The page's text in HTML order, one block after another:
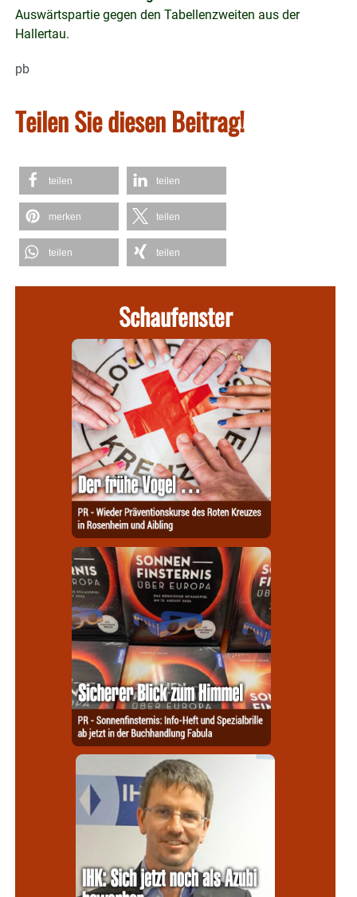
Auswärtspartie gegen den Tabellenzweiten aus der
Hallertau.
pb
Teilen Sie diesen Beitrag!
teilen teilen
merken teilen
teilen teilen
Schaufenster